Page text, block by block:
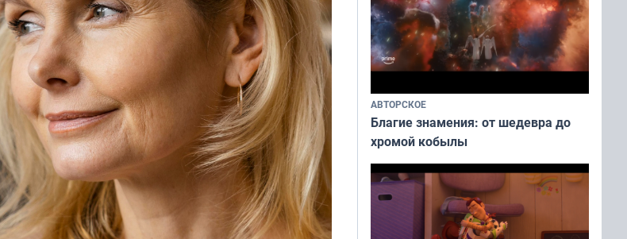
АВТОРСКОЕ
Благие знамения: от шедевра до
хромой кобылы